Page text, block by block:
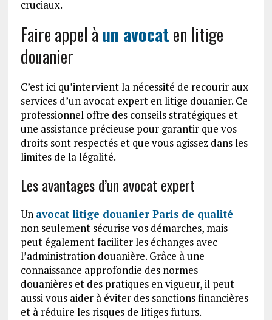
cruciaux.
Faire appel àun avocaten litige
douanier
C’est ici qu’intervient la nécessité de recourir aux
services d’un avocat expert en litige douanier. Ce
professionnel offre des conseils stratégiques et
une assistance précieuse pour garantir que vos
droits sont respectés et que vous agissez dans les
limites de la légalité.
Les avantages d’un avocat expert
Un avocat litige douanier Paris de qualité
non seulement sécurise vos démarches, mais
peut également faciliter les échanges avec
l’administration douanière. Grâce à une
connaissance approfondie des normes
douanières et des pratiques en vigueur, il peut
aussi vous aider à éviter des sanctions financières
et à réduire les risques de litiges futurs.